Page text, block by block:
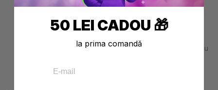
Miros mai greu și rășinos, cu note de condimente, piele sau
50 LEI CADOU 🎁
la prima comandă